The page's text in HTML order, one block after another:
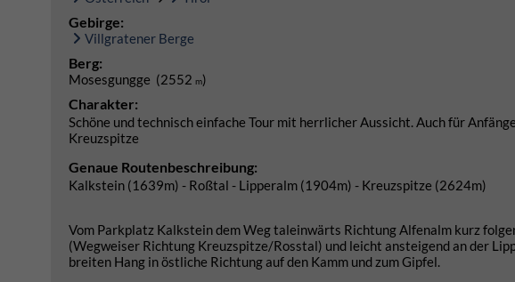
Gebirge:
Villgratener Berge
Berg:
Mosesgungge (2552 m)
Charakter:
Schöne und technisch einfache Tour mit herrlicher Aussicht. Auch für
Kreuzspitze
Genaue Routenbeschreibung:
Kalkstein (1639m) - Roßtal - Lipperalm (1904m) - Kreuzspitze (2624m)
Vom Parkplatz Kalkstein dem Weg taleinwärts Richtung Alfenalm kurz
(Wegweiser Richtung Kreuzspitze/Rosstal) und leicht ansteigend an der
breiten Hang in östliche Richtung auf den Kamm und zum Gipfel.